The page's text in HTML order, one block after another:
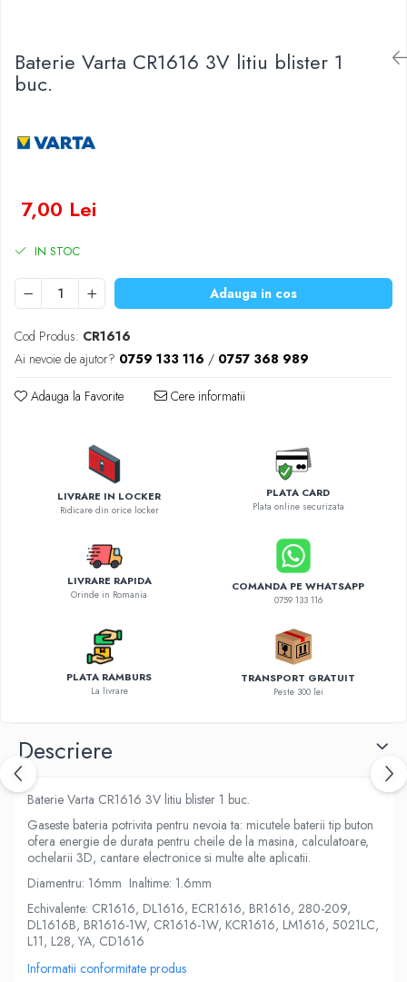
Lanterne
Electrice
Stabilizatoare tensiune
Ventilatoare
Cablu coaxial
Periferice PC
Accesorii auto
Redresoare
Roboti pornire
Invertoare Auto
Incarcator masina electrica
Aparate de spalat cu presiune
Baterie Varta CR1616 3V litiu blister 1
buc.
7,00 Lei
IN STOC
Adauga in cos
Cod Produs: CR1616
Ai nevoie de ajutor? 0759 133 116 / 0757 368 989
Adauga la Favorite Cere informatii
LIVRARE IN LOCKER
Ridicare din orice locker
PLATA CARD
Plata online securizata
LIVRARE RAPIDA
Orinde in Romania
COMANDA PE WHATSAPP
0759 133 116
PLATA RAMBURS
La livrare
TRANSPORT GRATUIT
Peste 300 lei
Descriere
Baterie Varta CR1616 3V litiu blister 1 buc.
Gaseste bateria potrivita pentru nevoia ta: micutele baterii tip buton
ofera energie de durata pentru cheile de la masina, calculatoare,
ochelarii 3D, cantare electronice si multe alte aplicatii.
Diamentru: 16mm Inaltime: 1.6mm
Echivalente: CR1616, DL1616, ECR1616, BR1616, 280-209,
DL1616B, BR1616-1W, CR1616-1W, KCR1616, LM1616, 5021LC,
L11, L28, YA, CD1616
Informatii conformitate produs